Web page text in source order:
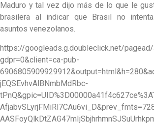
Maduro y tal vez dijo más de lo que le
brasilera al indicar que Brasil no
asuntos venezolanos.
https://googleads.g.doubleclick.net/
gdpr=0&client=ca-pub-
jEQSEvhvAlBNmbMdRbc-